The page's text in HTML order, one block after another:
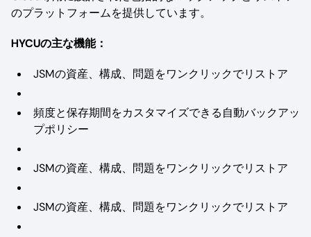
のプラットフォームを提供しています。
HYCUの主な機能：
JSMの資産、構成、問題をワンクリックでリストア
頻度と保存期間をカスタマイズできる自動バックアッ
プポリシー
JSMの資産、構成、問題をワンクリックでリストア
JSMの資産、構成、問題をワンクリックでリストア